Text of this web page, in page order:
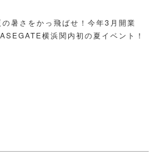
の暑さをかっ飛ばせ！今年3月開業
横浜関内初の夏イベント！